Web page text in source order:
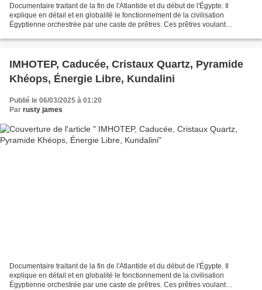
Documentaire traitant de la fin de l'Atlantide et du début de l'Égypte. Il
explique en détail et en globalité le fonctionnement de la civilisation
Égyptienne orchestrée par une caste de prêtres. Ces prêtres voulant
IMHOTEP, Caducée, Cristaux Quartz, Pyramide
Khéops, Énergie Libre, Kundalini
Publié le 06/03/2025 à 01:20
Par rusty james
Documentaire traitant de la fin de l'Atlantide et du début de l'Égypte. Il
explique en détail et en globalité le fonctionnement de la civilisation
Égyptienne orchestrée par une caste de prêtres. Ces prêtres voulant